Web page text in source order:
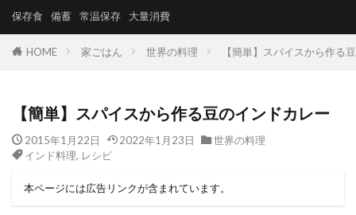
保存食 備蓄 常温保存 大量消費
HOME 家ごはん 世界の料理 【簡単】スパイスから作る
【簡単】スパイスから作る豆のインドカレー
2015年1月22日 2022年1月23日
世界の料理
インド料理, レシピ
本ページには広告リンクが含まれています。